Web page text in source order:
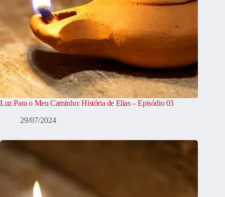
Luz Para o Meu Caminho: História de Elias – Episódio 03
29/07/2024